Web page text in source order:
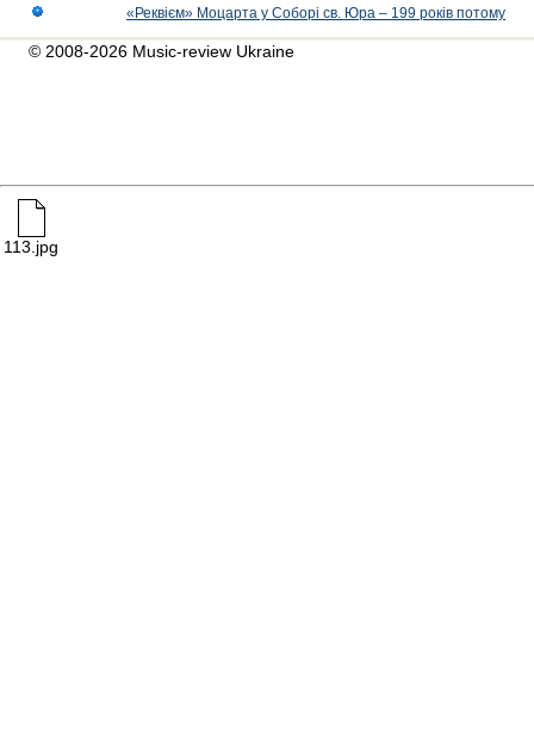
«Реквієм» Моцарта у Соборі св. Юра – 199 років потому
© 2008-2026 Music-review Ukraine
113.jpg